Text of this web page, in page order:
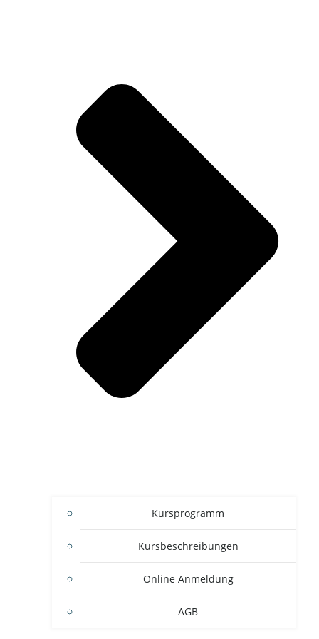
Kursprogramm
Kursbeschreibungen
Online Anmeldung
AGB